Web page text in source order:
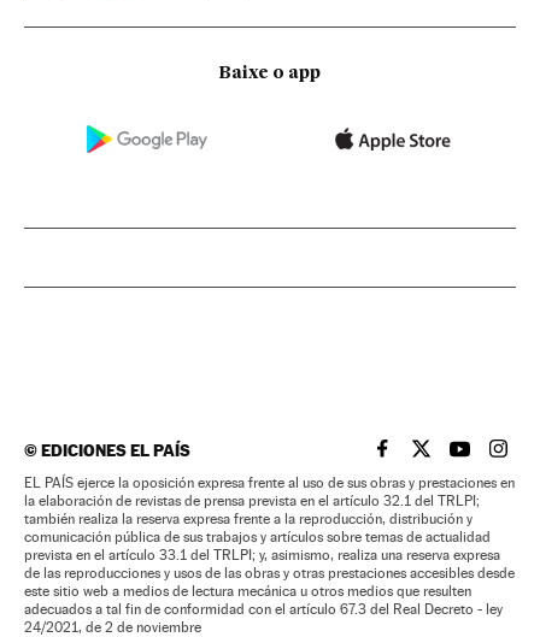
Baixe o app
©EDICIONES EL PAÍS EL PAÍS BRASIL EN
EL PAÍSEL PAÍS
EL
EL PAÍS ejerce la oposición expresa frente al uso de sus obras y prestaciones en
la elaboración de revistas de prensa prevista en el artículo 32.1 del TRLPI;
también realiza la reserva expresa frente a la reproducción, distribución y
comunicación pública de sus trabajos y artículos sobre temas de actualidad
prevista en el artículo 33.1 del TRLPI; y, asimismo, realiza una reserva expresa
de las reproducciones y usos de las obras y otras prestaciones accesibles desde
este sitio web a medios de lectura mecánica u otros medios que resulten
adecuados a tal fin de conformidad con el artículo 67.3 del Real Decreto - ley
24/2021, de 2 de noviembre